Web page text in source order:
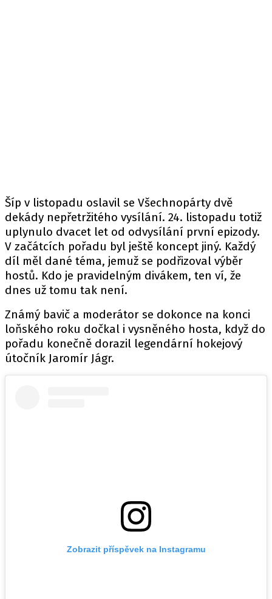
Šíp v listopadu oslavil se Všechnopárty dvě
dekády nepřetržitého vysílání. 24. listopadu totiž
uplynulo dvacet let od odvysílání první epizody.
V začátcích pořadu byl ještě koncept jiný. Každý
díl měl dané téma, jemuž se podřizoval výběr
hostů. Kdo je pravidelným divákem, ten ví, že
dnes už tomu tak není.
Známý bavič a moderátor se dokonce na konci
loňského roku dočkal i vysněného hosta, když do
pořadu konečně dorazil legendární hokejový
útočník Jaromír Jágr.
Zobrazit příspěvek na Instagramu